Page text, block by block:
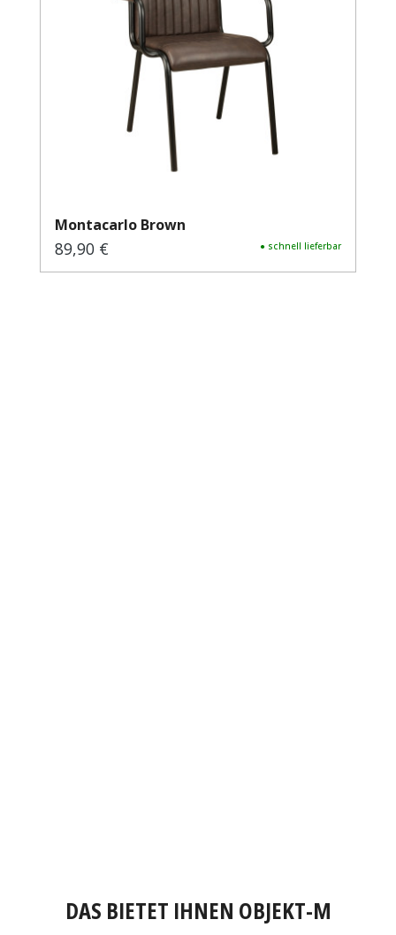
Montacarlo Brown
Regulärer Preis:
89,90 € ● schnell lieferbar
DAS BIETET IHNEN OBJEKT-M